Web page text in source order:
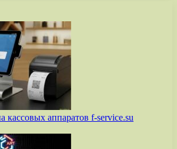
кассовых аппаратов f-service.su